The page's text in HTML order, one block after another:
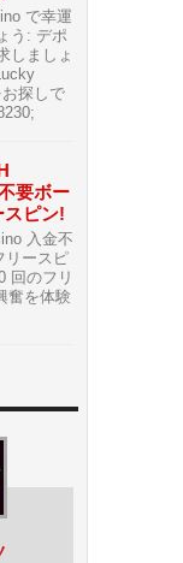
で幸運
う: デポ
しましょ
探しで
要ボー
スピン!
入金不
リースピ
回のフリ
奮を体験